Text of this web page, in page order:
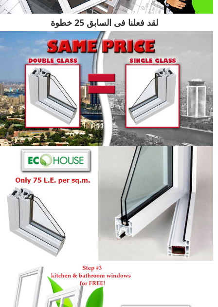
لقد فعلنا فى السابق 25 خطوة